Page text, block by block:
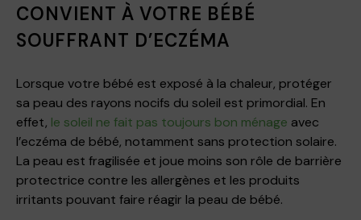
CONVIENT À VOTRE BÉBÉ
SOUFFRANT D’ECZÉMA
Lorsque votre bébé est exposé à la chaleur, protéger
sa peau des rayons nocifs du soleil est primordial. En
effet, le soleil ne fait pas toujours bon ménage avec
l’eczéma de bébé, notamment sans protection solaire.
La peau est fragilisée et joue moins son rôle de barrière
protectrice contre les allergènes et les produits
irritants pouvant faire réagir la peau de bébé.